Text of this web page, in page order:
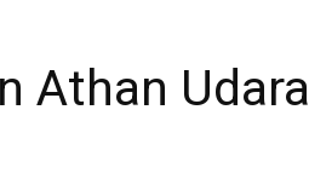
Athan Udara